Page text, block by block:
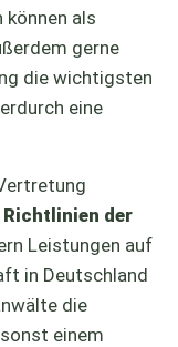
können als
gerne
die wichtigsten
eine
Richtlinien der
Leistungen auf
in Deutschland
die
einem